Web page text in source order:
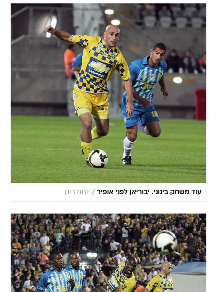
עוד משחק בינוני. יבוריאן לפני אופיר / יותם רונן